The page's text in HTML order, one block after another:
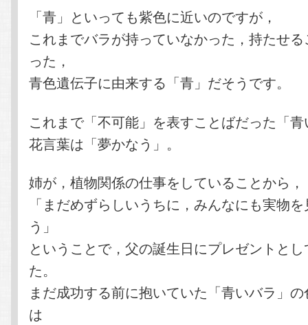
「青」といっても紫色に近いのですが，
これまでバラが持っていなかった，持たせ
った，
青色遺伝子に由来する「青」だそうです。
これまで「不可能」を表すことばだった「
花言葉は「夢かなう」。
姉が，植物関係の仕事をしていることから，
「まだめずらしいうちに，みんなにも実物
う」
ということで，父の誕生日にプレゼントと
た。
まだ成功する前に抱いていた「青いバラ」
は